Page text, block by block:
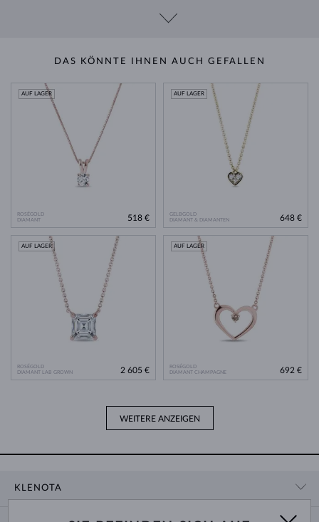
DAS KÖNNTE IHNEN AUCH GEFALLEN
ROSÉGOLD
DIAMANT
AUF LAGER
518 €
GELBGOLD
DIAMANT & DIAMANTEN
AUF LAGER
648 €
ROSÉGOLD
DIAMANT LAB GROWN
AUF LAGER
2 605 €
ROSÉGOLD
DIAMANT CHAMPAGNE
AUF LAGER
692 €
WEITERE ANZEIGEN
KLENOTA